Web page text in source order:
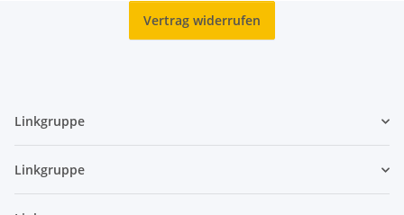
Vertrag widerrufen
Linkgruppe
Linkgruppe